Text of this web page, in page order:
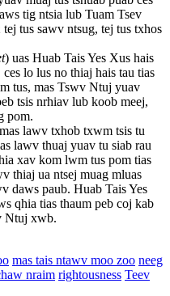
tig ntsia lub Tuam Tsev
tus sawv ntsug, tej tus txhos
) uas Huab Tais Yes Xus hais
lo lus no thiaj hais tau tias
tus, mas Tswv Ntuj yuav
tsis nrhiav lub koob meej,
pom.
lawv txhob txwm tsis tu
lawv thuaj yuav tu siab rau
xav kom lwm tus pom tias
thiaj ua ntsej muag mluas
daws paub. Huab Tais Yes
qhia tias thaum peb coj kab
Ntuj xwb.
mas tais ntawv moo zoo neeg
nraim rightousness Teev